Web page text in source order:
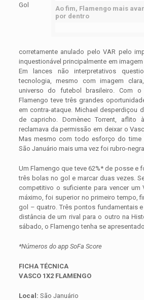
Ao fim, Flamengo mais
por dentro
Gol
corretamente anulado pelo VAR pelo
inquestionável principalmente em
Em lances não interpretativos
tecnologia, mesmo com imagem
universo do futebol brasileiro. Com
Flamengo teve três grandes
em contra-ataque. Michael desperdiçou
de capricho. Domènec Torrent, aflito
reclamava da permissão em deixar o
Mas mesmo com todo esforço do time
São Januário mais uma vez foi rubro-
Um Flamengo que teve 62%* de posse e
três bolas no gol e marcar duas vezes.
competitivo o suficiente para vencer um
máximo, foi superior no primeiro tempo,
gol – quatro. Três pontos fundamentais
distância de um rival para o outro na
sábado, o Flamengo tenha se
*Números do app SoFa Score
FICHA TÉCNICA
VASCO 1X2 FLAMENGO
Local: São Januário